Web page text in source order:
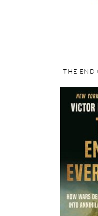
THE END